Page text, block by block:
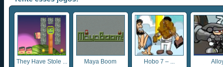
They Have Stole ... Maya Boom Hobo 7 – ...